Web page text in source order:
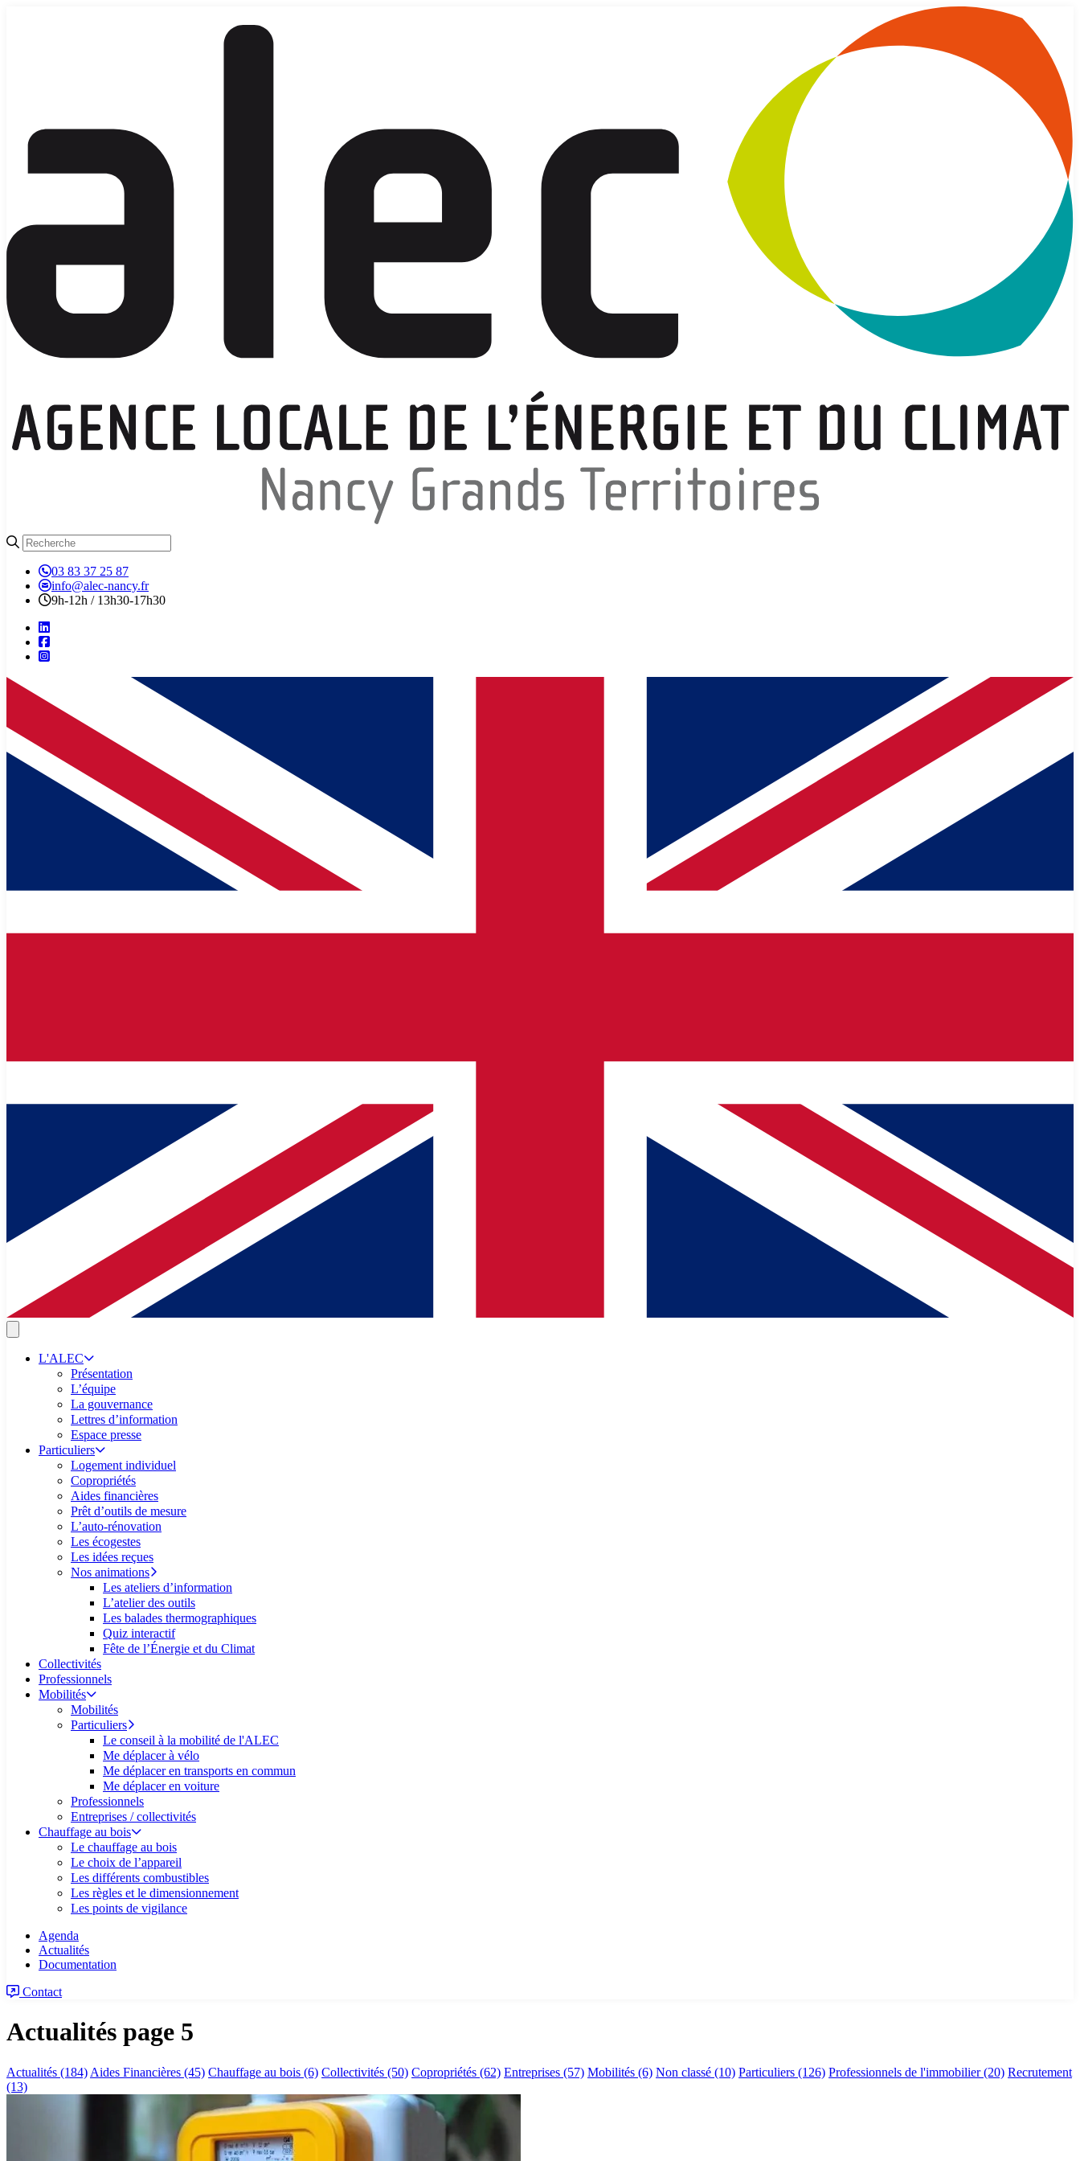
03 83 37 25 87
info@alec-nancy.fr
9h-12h / 13h30-17h30
L'ALEC
Présentation
L’équipe
La gouvernance
Lettres d’information
Espace presse
Particuliers
Logement individuel
Copropriétés
Aides financières
Prêt d’outils de mesure
L’auto-rénovation
Les écogestes
Les idées reçues
Nos animations
Les ateliers d’information
L’atelier des outils
Les balades thermographiques
Quiz interactif
Fête de l’Énergie et du Climat
Collectivités
Professionnels
Mobilités
Mobilités
Particuliers
Le conseil à la mobilité de l'ALEC
Me déplacer à vélo
Me déplacer en transports en commun
Me déplacer en voiture
Professionnels
Entreprises / collectivités
Chauffage au bois
Le chauffage au bois
Le choix de l’appareil
Les différents combustibles
Les règles et le dimensionnement
Les points de vigilance
Agenda
Actualités
Documentation
Contact
Actualités page 5
Actualités (184) Aides Financières (45) Chauffage au bois (6) Collectivités (50) Copropriétés (62) Entreprises (57) Mobilités (6) Non classé (10) Particuliers (126) Professionnels de l'immobilier(20) Recrutement
(13)